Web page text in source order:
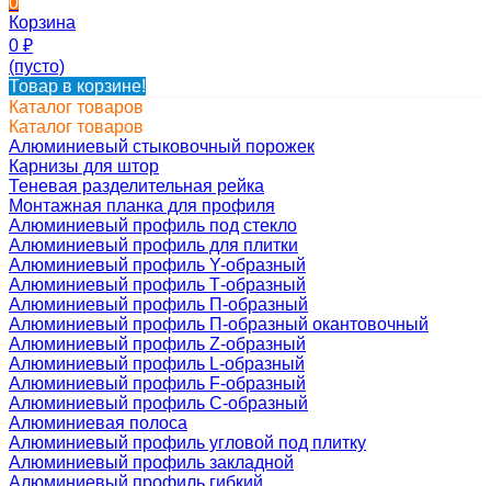
Корзина
0 ₽
(пусто)
Товар в корзине!
Каталог товаров
Каталог товаров
Алюминиевый стыковочный порожек
Карнизы для штор
Теневая разделительная рейка
Монтажная планка для профиля
Алюминиевый профиль под стекло
Алюминиевый профиль для плитки
Алюминиевый профиль Y-образный
Алюминиевый профиль Т-образный
Алюминиевый профиль П-образный
Алюминиевый профиль П-образный окантовочный
Алюминиевый профиль Z-образный
Алюминиевый профиль L-образный
Алюминиевый профиль F-образный
Алюминиевый профиль C-образный
Алюминиевая полоса
Алюминиевый профиль угловой под плитку
Алюминиевый профиль закладной
Алюминиевый профиль гибкий